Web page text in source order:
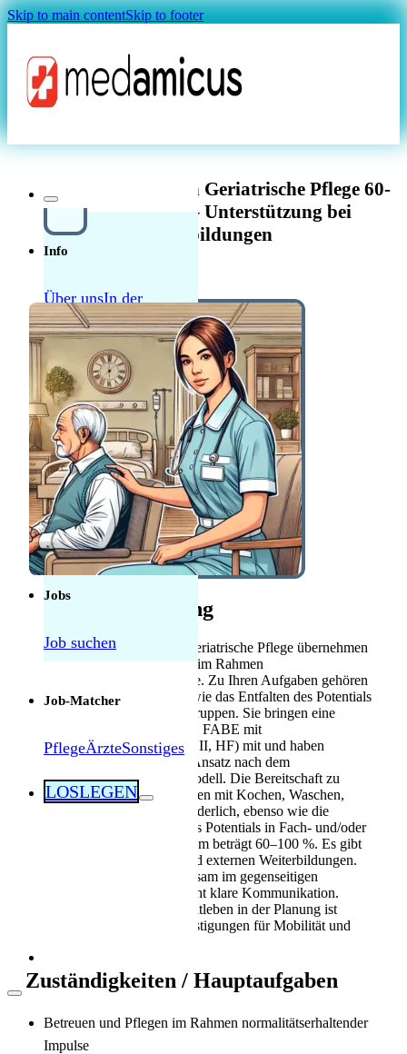
Skip to main contentSkip to footer
MAGAZIN
Magazin
Quellensteuer Lohnrechner
Herausforderungen als Pflegekraft in der
Schweiz: Was tatsächlich manchmal schwierig
Als Pflegekraft in die Schweiz: Leben, Kultur
und Alltag (2026)
Info
Über unsIn der
Schweiz in der Pflege
arbeitenRatgeber
Krankenkasse
Leitfaden
Start in der Schweiz
Anerkennung
Mebeko Anerkennung
für ÄrzteDiplom-
Anerkennung für
Fachkräfte
Jobs
Job suchen
Job-Matcher
PflegeÄrzteSonstiges
LOSLEGEN
dipl. Pflegefachperson Geriatrische Pflege 60-
100% in Kriens – Unterstützung bei
Weiterbildungen
Stellenbeschreibung
Als Dipl. Pflegefachperson Geriatrische Pflege übernehmen
Sie die Betreuung und Pflege im Rahmen
normalitätserhaltender Impulse. Zu Ihren Aufgaben gehören
das Kochen und Waschen sowie das Entfalten des Potentials
in Fach- und/oder Interessengruppen. Sie bringen eine
Pflegefachausbildung (FAGE, FABE mit
Behandlungspflege, DNI, DNII, HF) mit und haben
Interesse am reaktivierenden Ansatz nach dem
psychobiografischen Pflegemodell. Die Bereitschaft zu
normalitätserhaltenden Impulsen mit Kochen, Waschen,
Betreuen und Pflegen ist erforderlich, ebenso wie die
Bereitschaft zur Entfaltung des Potentials in Fach- und/oder
Interessengruppen. Das Pensum beträgt 60–100 %. Es gibt
Unterstützung bei internen und externen Weiterbildungen.
Der Berufsalltag wird gemeinsam im gegenseitigen
Austausch gestaltet. Es herrscht klare Kommunikation.
Rücksichtnahme auf das Privatleben in der Planung ist
gegeben. Es bestehen Vergünstigungen für Mobilität und
Zuständigkeiten / Hauptaufgaben
Betreuen und Pflegen im Rahmen normalitätserhaltender
Impulse